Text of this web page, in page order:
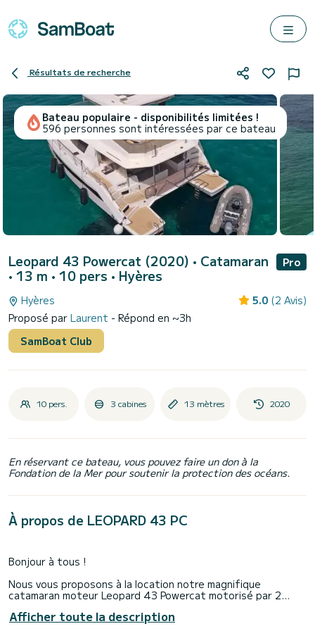
Résultats de recherche
Bateau populaire - disponibilités limitées !
596 personnes sont intéressées par ce bateau
Leopard 43 Powercat (2020) • Catamaran
• 13 m • 10 pers • Hyères
Pro
Hyères 5.0 (2 Avis)
Proposé par Laurent - Répond en ~3h
SamBoat Club
10 pers. 3 cabines 13 mètres 2020
En réservant ce bateau, vous pouvez faire un don à la
Fondation de la Mer pour soutenir la protection des océans.
À propos de LEOPARD 43 PC
Bonjour à tous !
Nous vous proposons à la location notre magnifique
catamaran moteur Leopard 43 Powercat motorisé par 2
Afficher toute la description